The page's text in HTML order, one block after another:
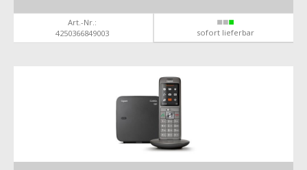
Art.-Nr.:
4250366849003
sofort lieferbar